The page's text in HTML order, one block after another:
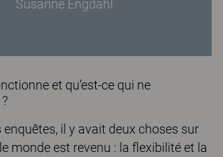
Susanne Engdahl
et qu’est-ce qui ne
enquêtes, il y avait deux choses sur
monde est revenu : la flexibilité et la